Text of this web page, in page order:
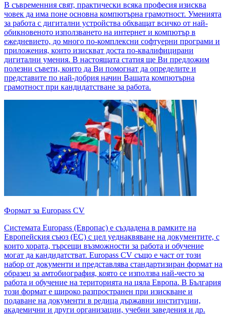
В съвременния свят, практически всяка професия изисква
човек да има поне основна компютърна грамотност. Уменията
за работа с дигитални устройства обхващат всичко от най-
обикновеното използването на интернет и компютър в
ежедневието, до много по-комплексни софтуерни програми и
приложения, които изискват доста по-квалифицирани
дигитални умения. В настоящата статия ще Ви предложим
полезни съвети, които да Ви помогнат да определите и
представите по най-добрия начин Вашата компютърна
грамотност при кандидатстване за работа.
Формат за Europass CV
Системата Europass (Европас) е създадена в рамките на
Европейския съюз (ЕС) с цел уеднаквяване на документите, с
които хората, търсещи възможности за работа и обучение
могат да кандидатстват. Europass CV също е част от този
набор от документи и представлява стандартизиран формат на
образец за амтобиография, която се използва най-често за
работа и обучение на територията на цяла Европа. В България
този формат е широко разпространен при изискване и
подаване на документи в редица държавни институции,
академични и други организации, учебни заведения и др.